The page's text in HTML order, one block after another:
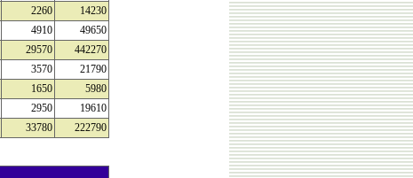
2260
14230
4910
49650
29570
442270
3570
21790
1650
5980
2950
19610
33780 222790